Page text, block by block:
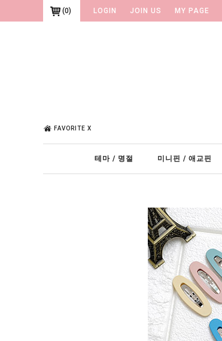
(0) LOGIN JOIN US MY PAGE
FAVORITE X
테마 / 명절 미니핀 / 애교핀